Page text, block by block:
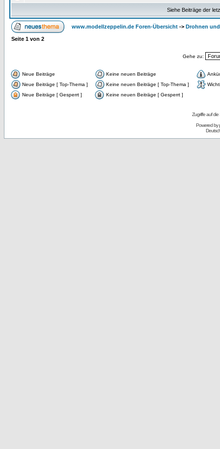
Siehe Beiträge der
www.modellzeppelin.de Foren-Übersicht -> Drohnen
Seite 1 von 2
Gehe zu:
Neue Beiträge Keine neuen Beiträge
Neue Beiträge [ Top-Thema ]
Keine neuen Beiträge [ Top-Thema ]
Neue Beiträge [ Gesperrt ]
Keine neuen Beiträge [ Gesperrt ]
Zugriffe auf
Powered by